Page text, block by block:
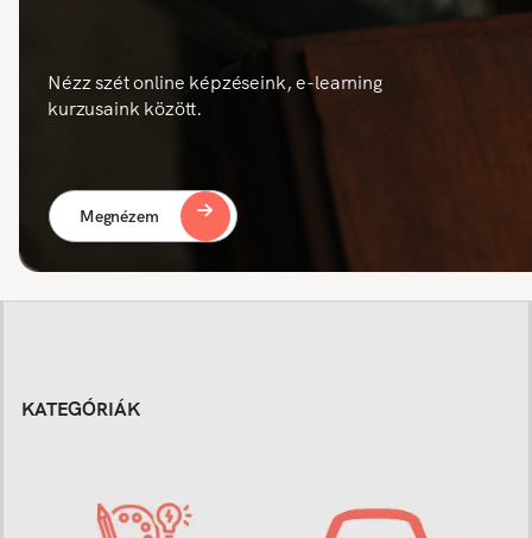
Nézz szét online képzéseink, e-learning
kurzusaink között.
Megnézem
KATEGÓRIÁK